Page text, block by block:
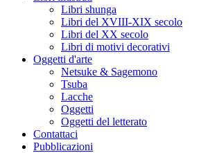
Libri shunga
Libri del XVIII-XIX secolo
Libri del XX secolo
Libri di motivi decorativi
Oggetti d'arte
Netsuke & Sagemono
Tsuba
Lacche
Oggetti
Oggetti del letterato
Contattaci
Pubblicazioni